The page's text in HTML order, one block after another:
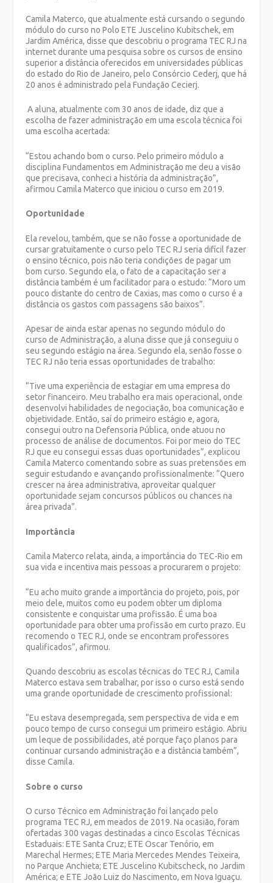
Camila Materco, que atualmente está cursando o segundo
módulo do curso no Polo ETE Juscelino Kubitschek, em
Jardim América, disse que descobriu o programa TEC RJ na
internet durante uma pesquisa sobre os cursos de ensino
superior a distância oferecidos em universidades públicas
do estado do Rio de Janeiro, pelo Consórcio Cederj, que há
20 anos é administrado pela Fundação Cecierj.
A aluna, atualmente com 30 anos de idade, diz que a
escolha de fazer administração em uma escola técnica foi
uma escolha acertada:
“Estou achando bom o curso. Pelo primeiro módulo a
disciplina Fundamentos em Administração me deu a visão
que precisava, conheci a história da administração”,
afirmou Camila Materco que iniciou o curso em 2019.
Oportunidade
Ela revelou, também, que se não fosse a oportunidade de
cursar gratuitamente o curso pelo TEC RJ seria difícil fazer
o ensino técnico, pois não teria condições de pagar um
bom curso. Segundo ela, o fato de a capacitação ser a
distância também é um facilitador para o estudo: “Moro um
pouco distante do centro de Caxias, mas como o curso é a
distância os gastos com passagens são baixos”.
Apesar de ainda estar apenas no segundo módulo do
curso de Administração, a aluna disse que já conseguiu o
seu segundo estágio na área. Segundo ela, senão fosse o
TEC RJ não teria essas oportunidades de trabalho:
“Tive uma experiência de estagiar em uma empresa do
setor financeiro. Meu trabalho era mais operacional, onde
desenvolvi habilidades de negociação, boa comunicação e
objetividade. Então, saí do primeiro estágio e, agora,
consegui outro na Defensoria Pública, onde atuou no
processo de análise de documentos. Foi por meio do TEC
RJ que eu consegui essas duas oportunidades”, explicou
Camila Materco comentando sobre as suas pretensões em
seguir estudando e avançando profissionalmente: “Quero
crescer na área administrativa, aproveitar qualquer
oportunidade sejam concursos públicos ou chances na
área privada”.
Importância
Camila Materco relata, ainda, a importância do TEC-Rio em
sua vida e incentiva mais pessoas a procurarem o projeto:
“Eu acho muito grande a importância do projeto, pois, por
meio dele, muitos como eu podem obter um diploma
consistente e conquistar uma profissão. É uma boa
oportunidade para obter uma profissão em curto prazo. Eu
recomendo o TEC RJ, onde se encontram professores
qualificados”, afirmou.
Quando descobriu as escolas técnicas do TEC RJ, Camila
Materco estava sem trabalhar, por isso o curso está sendo
uma grande oportunidade de crescimento profissional:
“Eu estava desempregada, sem perspectiva de vida e em
pouco tempo de curso consegui um primeiro estágio. Abriu
um leque de possibilidades, até porque faço planos para
continuar cursando administração e a distância também”,
disse Camila.
Sobre o curso
O curso Técnico em Administração foi lançado pelo
programa TEC RJ, em meados de 2019. Na ocasião, foram
ofertadas 300 vagas destinadas a cinco Escolas Técnicas
Estaduais: ETE Santa Cruz; ETE Oscar Tenório, em
Marechal Hermes; ETE Maria Mercedes Mendes Teixeira,
no Parque Anchieta; ETE Juscelino Kubitscheck, no Jardim
América; e ETE João Luiz do Nascimento, em Nova Iguaçu.